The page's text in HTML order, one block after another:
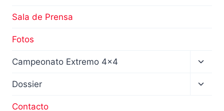
Sala de Prensa
Fotos
Campeonato Extremo 4×4
hijo
Dossier
Contacto